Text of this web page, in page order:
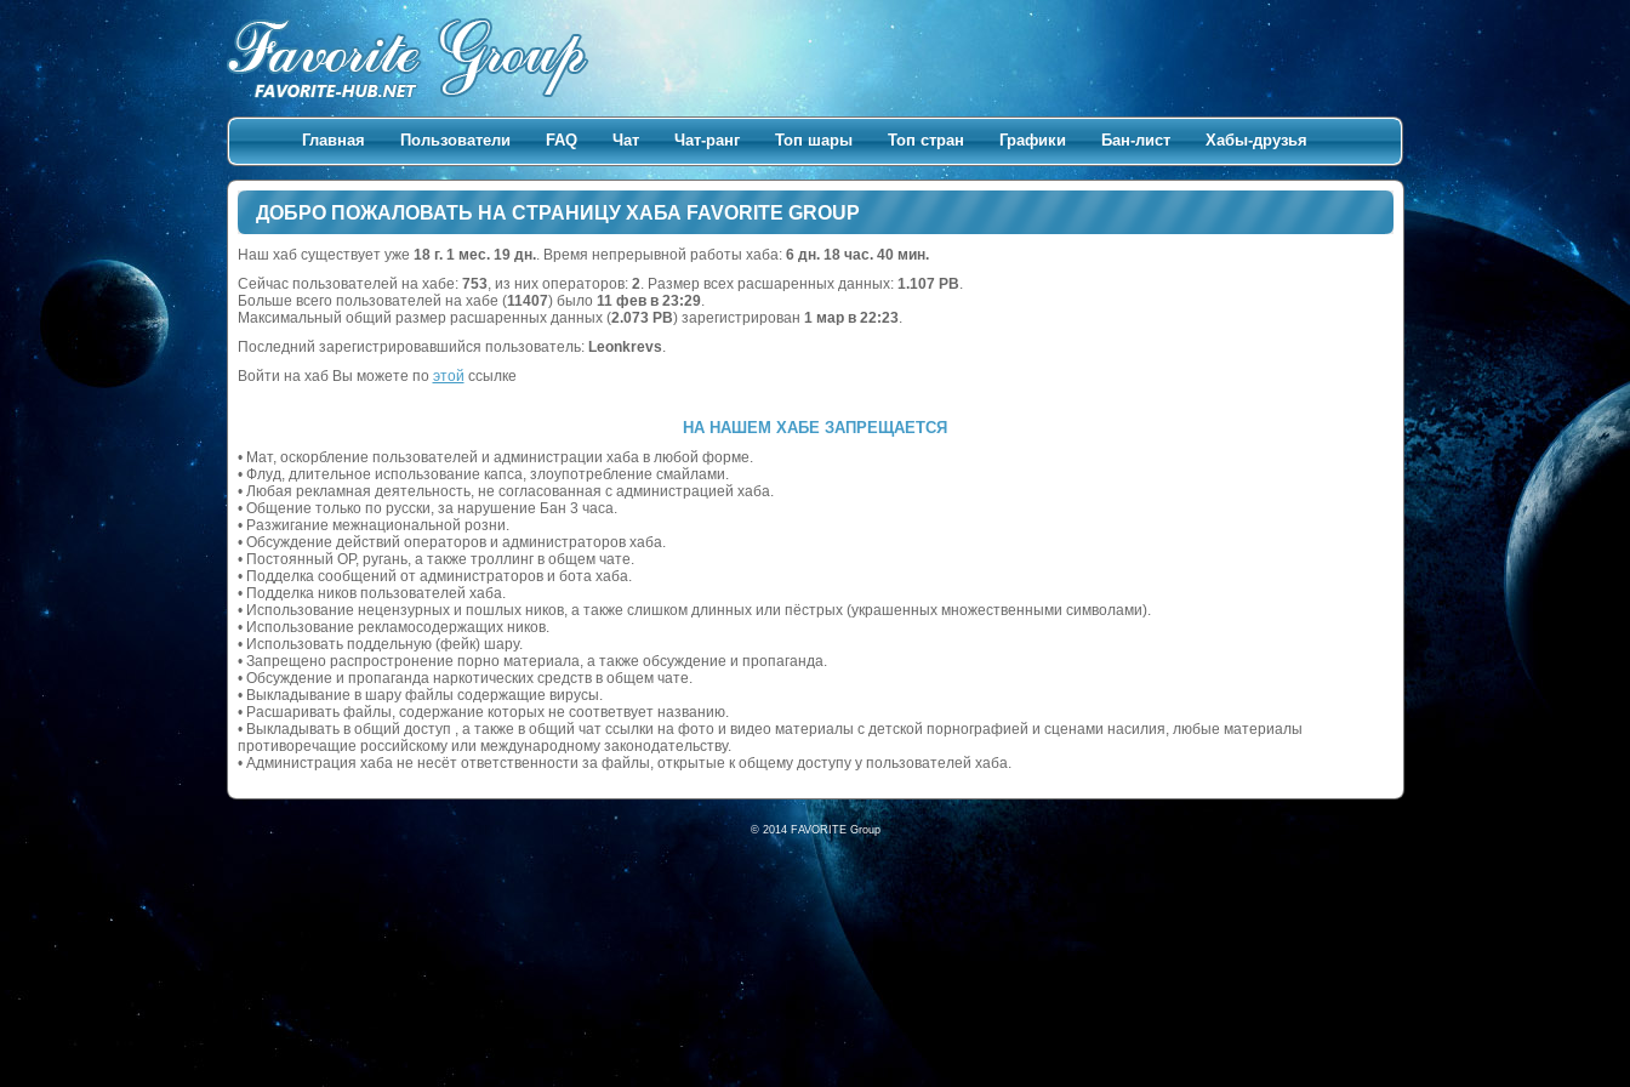
Главная Пользователи FAQ Чат Чат-ранг Топ шары Топ стран Графики Бан-лист Хабы-друзья
ДОБРО ПОЖАЛОВАТЬ НА СТРАНИЦУ ХАБА FAVORITE GROUP
Наш хаб существует уже 18 г. 1 мес. 19 дн.. Время непрерывной работы хаба: 6 дн. 18 час. 40 мин.
Сейчас пользователей на хабе: 753, из них операторов: 2. Размер всех расшаренных данных: 1.107 PB.
Больше всего пользователей на хабе (11407) было 11 фев в 23:29.
Максимальный общий размер расшаренных данных (2.073 PB) зарегистрирован 1 мар в 22:23.
Последний зарегистрировавшийся пользователь: Leonkrevs.
Войти на хаб Вы можете по этой ссылке
НА НАШЕМ ХАБЕ ЗАПРЕЩАЕТСЯ
• Мат, оскорбление пользователей и администрации хаба в любой форме.
• Флуд, длительное использование капса, злоупотребление смайлами.
• Любая рекламная деятельность, не согласованная с администрацией хаба.
• Общение только по русски, за нарушение Бан 3 часа.
• Разжигание межнациональной розни.
• Обсуждение действий операторов и администраторов хаба.
• Постоянный ОР, ругань, а также троллинг в общем чате.
• Подделка сообщений от администраторов и бота хаба.
• Подделка ников пользователей хаба.
• Использование нецензурных и пошлых ников, а также слишком длинных или пёстрых (украшенных множественными символами).
• Использование рекламосодержащих ников.
• Использовать поддельную (фейк) шару.
• Запрещено распростронение порно материала, а также обсуждение и пропаганда.
• Обсуждение и пропаганда наркотических средств в общем чате.
• Выкладывание в шару файлы содержащие вирусы.
• Расшаривать файлы, содержание которых не соответвует названию.
• Выкладывать в общий доступ , а также в общий чат ссылки на фото и видео материалы с детской порнографией и сценами насилия, любые материалы
противоречащие российскому или международному законодательству.
• Администрация хаба не несёт ответственности за файлы, открытые к общему доступу у пользователей хаба.
© 2014 FAVORITE Group